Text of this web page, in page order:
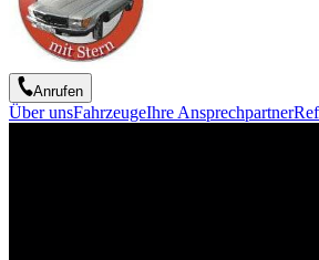
Anrufen
Über unsFahrzeugeIhre Ansprechpartner